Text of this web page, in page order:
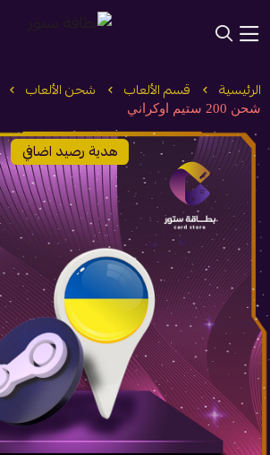
الرئيسية قسم الألعاب شحن الألعاب
شحن 200 ستيم اوكراني
هدية رصيد اضافي